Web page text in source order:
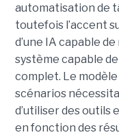
automatisation de
toutefois l’accent
d’une IA capable
système capable
complet. Le
scénarios
d’utiliser des outils
en fonction des